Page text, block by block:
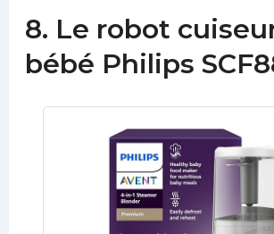
8. Le robot
bébé Philips